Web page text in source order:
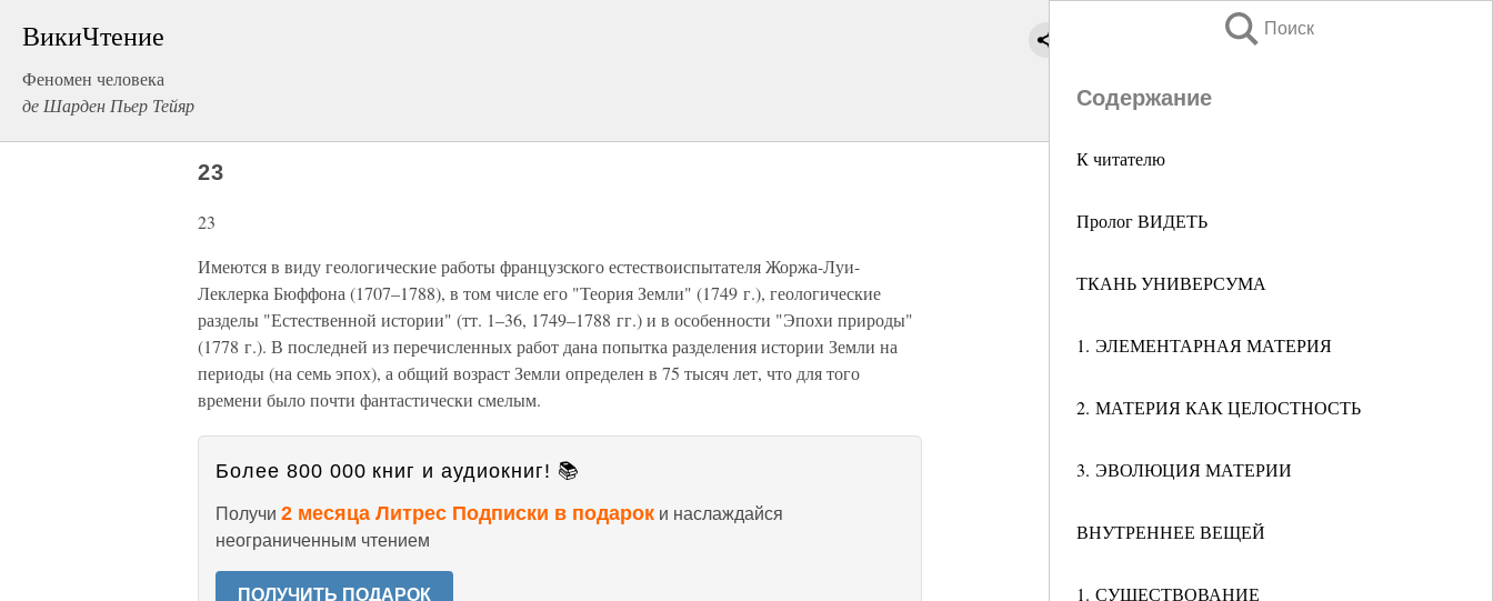
ВикиЧтение
Феномен человека
де Шарден Пьер Тейяр
Поиск
Содержание
К читателю
Пролог ВИДЕТЬ
ТКАНЬ УНИВЕРСУМА
1. ЭЛЕМЕНТАРНАЯ МАТЕРИЯ
2. МАТЕРИЯ КАК ЦЕЛОСТНОСТЬ
3. ЭВОЛЮЦИЯ МАТЕРИИ
ВНУТРЕННЕЕ ВЕЩЕЙ
1. СУЩЕСТВОВАНИЕ
23
23
Имеются в виду геологические работы французского естествоиспытателя Жоржа-Луи-
Леклерка Бюффона (1707–1788), в том числе его "Теория Земли" (1749 г.), геологические
разделы "Естественной истории" (тт. 1–36, 1749–1788 гг.) и в особенности "Эпохи природы"
(1778 г.). В последней из перечисленных работ дана попытка разделения истории Земли на
периоды (на семь эпох), а общий возраст Земли определен в 75 тысяч лет, что для того
времени было почти фантастически смелым.
Более 800 000 книг и аудиокниг! 📚
Получи 2 месяца Литрес Подписки в подарок и наслаждайся
неограниченным чтением
ПОЛУЧИТЬ ПОДАРОК